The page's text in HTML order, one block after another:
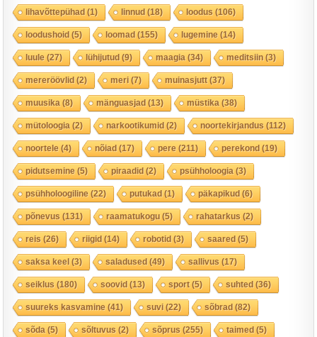
lihavõttepühad(1) linnud(18) loodus (106)
loodushoid(5) loomad(155) lugemine (14)
luule (27) lühijutud(9) maagia (34) meditsiin(3)
mereröövlid(2) meri(7) muinasjutt(37)
muusika (8) mänguasjad(13) müstika (38)
mütoloogia (2) narkootikumid(2) noortekirjandus (112)
noortele (4) nõiad(17) pere (211) perekond(19)
pidutsemine (5) piraadid(2) psühholoogia (3)
psühholoogiline (22) putukad(1) päkapikud(6)
põnevus (131) raamatukogu(5) rahatarkus (2)
reis (26) riigid(14) robotid(3) saared(5)
saksa keel(3) saladused(49) sallivus (17)
seiklus (180) soovid(13) sport(5) suhted(36)
suureks kasvamine (41) suvi(22) sõbrad(82)
sõda (5) sõltuvus (2) sõprus (255) taimed(5)